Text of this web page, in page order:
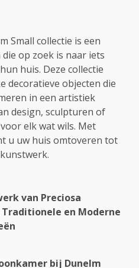
Small collectie is een
op zoek is naar iets
huis. Deze collectie
decoratieve objecten die
in een artistiek
design, sculpturen of
elk wat wils. Met
u uw huis omtoveren tot
van Preciosa
en Moderne
bij Dunelm